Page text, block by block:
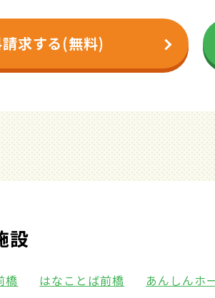
求する(無料)
設
橋 はなことば前橋 あんしんホ